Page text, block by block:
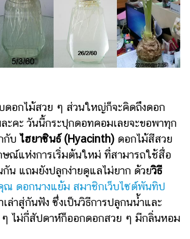
ไม้สวย ๆ ส่วนใหญ่ก็จะคิดถึงดอก
ะคะ วันนี้กระปุกดอทคอมเลยจะขอพาทุก
กับ ไฮยาซินธ์ (Hyacinth) ดอกไม้สีสวย
ณ์แห่งการเริ่มต้นใหม่ ที่สามารถใช้สื่อ
กัน แถมยังปลูกง่ายดูแลไม่ยาก ด้วยวิธี
ณ ดอกนางแย้ม สมาชิกเว็บไซต์พันทิป
เล่าสู่กันฟัง ซึ่งเป็นวิธีการปลูกนน้ำและ
ๆ ไม่กี่สัปดาห์ก็ออกดอกสวย ๆ มีกลิ่นหอม